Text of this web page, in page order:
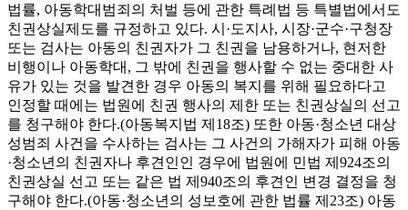
법률, 아동학대범죄의 처벌 등에 관한 특례법 등 특별법에서도
친권상실제도를 규정하고 있다. 시·도지사, 시장·군수·구청장
또는 검사는 아동의 친권자가 그 친권을 남용하거나, 현저한
비행이나 아동학대, 그 밖에 친권을 행사할 수 없는 중대한 사
유가 있는 것을 발견한 경우 아동의 복지를 위해 필요하다고
인정할 때에는 법원에 친권 행사의 제한 또는 친권상실의 선고
를 청구해야 한다.(아동복지법 제18조) 또한 아동·청소년 대상
성범죄 사건을 수사하는 검사는 그 사건의 가해자가 피해 아동
·청소년의 친권자나 후견인인 경우에 법원에 민법 제924조의
친권상실 선고 또는 같은 법 제940조의 후견인 변경 결정을 청
구해야 한다.(아동·청소년의 성보호에 관한 법률 제23조) 아동